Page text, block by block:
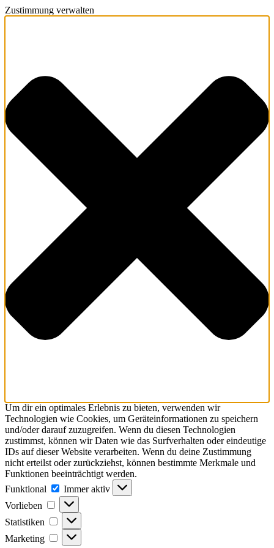
Zustimmung verwalten
Um dir ein optimales Erlebnis zu bieten, verwenden wir
Technologien wie Cookies, um Geräteinformationen zu speichern
und/oder darauf zuzugreifen. Wenn du diesen Technologien
zustimmst, können wir Daten wie das Surfverhalten oder eindeutige
IDs auf dieser Website verarbeiten. Wenn du deine Zustimmung
nicht erteilst oder zurückziehst, können bestimmte Merkmale und
Funktionen beeinträchtigt werden.
Funktional
Funktional
Immer aktiv
Vorlieben
Vorlieben
Statistiken Statistiken
Marketing Marketing